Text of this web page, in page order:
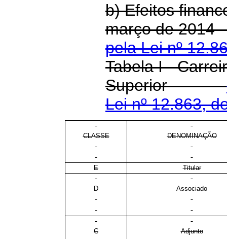
b) Efeitos
março de
pela Lei nº
Tabela I -
Superior
Lei nº 12.863,
CLASSE DENOMINAÇÃO
E Titular
D Associado
C Adjunto